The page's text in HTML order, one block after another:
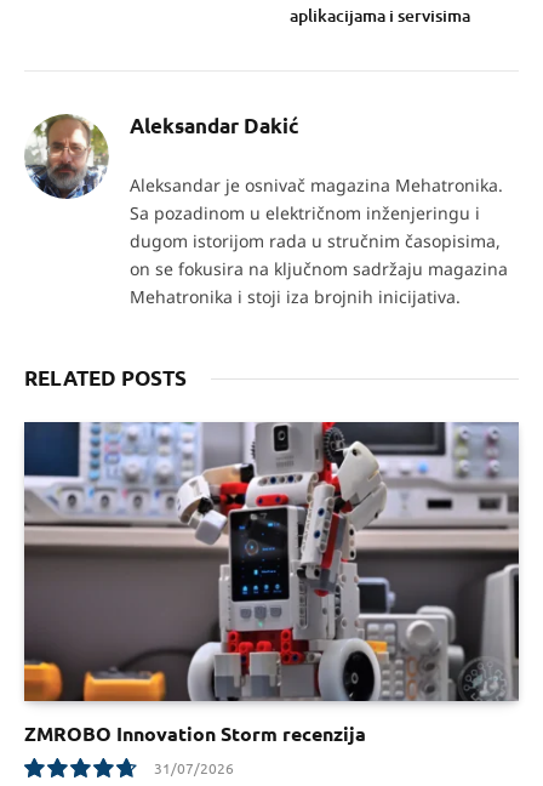
aplikacijama i servisima
Aleksandar Dakić
Aleksandar je osnivač magazina Mehatronika.
Sa pozadinom u električnom inženjeringu i
dugom istorijom rada u stručnim časopisima,
on se fokusira na ključnom sadržaju magazina
Mehatronika i stoji iza brojnih inicijativa.
RELATED POSTS
ZMROBO Innovation Storm recenzija
31/07/2026